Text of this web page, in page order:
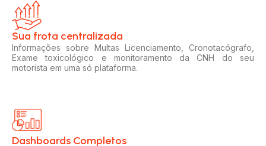
Sua frota centralizada​
Informações sobre Multas Licenciamento, Cronotacógrafo,
Exame toxicológico e monitoramento da CNH do seu
motorista em uma só plataforma.
Dashboards Completos​​